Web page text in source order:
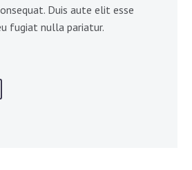
Duis aute elit esse
fugiat nulla pariatur.